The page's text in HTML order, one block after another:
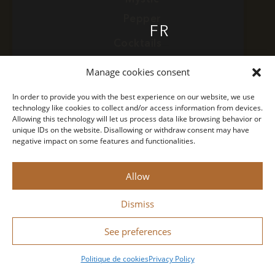
Manage cookies consent
In order to provide you with the best experience on our website, we use
technology like cookies to collect and/or access information from devices.
Allowing this technology will let us process data like browsing behavior or
unique IDs on the website. Disallowing or withdraw consent may have
negative impact on some features and functionalities.
Allow
Dismiss
See preferences
Politique de cookiesPrivacy Policy
COCKTAILS
FIND PARAGON
FR
EN
Concept
Privacy Policy
Legal Notice
Drink responsibly.